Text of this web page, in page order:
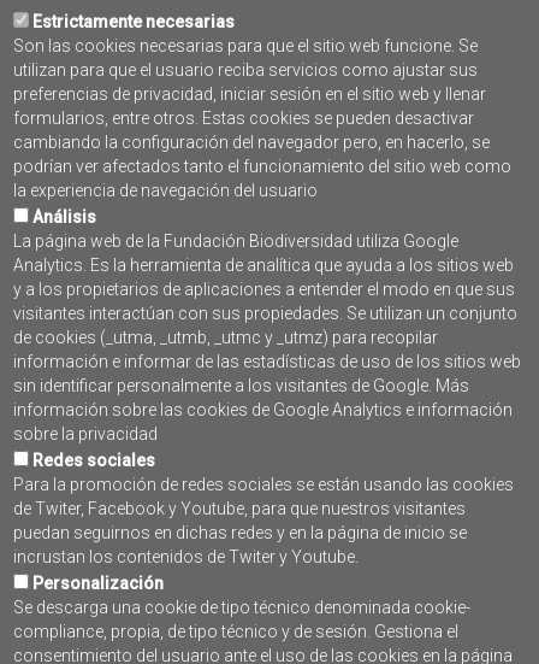
Instituto Español Oceanográfico (IEO-CSIC)
Universidad de Cádiz
Universidad de Sevilla
CCMAR_Universidad Algarve
Centre Scientifique de Mónaco
Cruz Roja
Gravity Wave
« Primero
‹ Anterior Siguiente ›
SUSCRÍBETE AL BOLETÍN
PROGRAMA PLEAMAR
Contacto
Estrictamente necesarias
Son las cookies necesarias para que el sitio web funcione. Se
utilizan para que el usuario reciba servicios como ajustar sus
preferencias de privacidad, iniciar sesión en el sitio web y llenar
formularios, entre otros. Estas cookies se pueden desactivar
cambiando la configuración del navegador pero, en hacerlo, se
podrían ver afectados tanto el funcionamiento del sitio web como
la experiencia de navegación del usuario
Análisis
La página web de la Fundación Biodiversidad utiliza Google
Analytics. Es la herramienta de analítica que ayuda a los sitios web
y a los propietarios de aplicaciones a entender el modo en que sus
visitantes interactúan con sus propiedades. Se utilizan un conjunto
de cookies (_utma, _utmb, _utmc y _utmz) para recopilar
información e informar de las estadísticas de uso de los sitios web
sin identificar personalmente a los visitantes de Google. Más
información sobre las cookies de Google Analytics e información
sobre la privacidad
Redes sociales
Para la promoción de redes sociales se están usando las cookies
de Twiter, Facebook y Youtube, para que nuestros visitantes
puedan seguirnos en dichas redes y en la página de inicio se
incrustan los contenidos de Twiter y Youtube.
Personalización
Se descarga una cookie de tipo técnico denominada cookie-
compliance, propia, de tipo técnico y de sesión. Gestiona el
consentimiento del usuario ante el uso de las cookies en la página